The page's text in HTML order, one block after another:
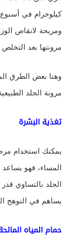
كيلوجرام في
ومريحة لانقاص
مرونتها بعد
وهنا بعض الطرق
مرونة الجلد
تغذية البشرة
يمكنك استخدام
المساء، فهو
الجلد بالتساوي
يساهم في التوهج
حمام المياه